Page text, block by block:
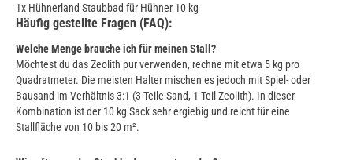
1x Hühnerland Staubbad für Hühner 10 kg
Häufig gestellte Fragen (FAQ):
Welche Menge brauche ich für meinen Stall?
Möchtest du das Zeolith pur verwenden, rechne mit etwa 5 kg pro
Quadratmeter. Die meisten Halter mischen es jedoch mit Spiel- oder
Bausand im Verhältnis 3:1 (3 Teile Sand, 1 Teil Zeolith). In dieser
Kombination ist der 10 kg Sack sehr ergiebig und reicht für eine
Stallfläche von 10 bis 20 m².